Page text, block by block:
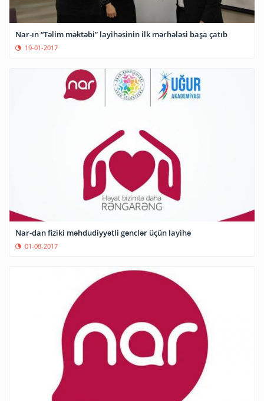
Nar-ın “Təlim məktəbi” layihəsinin ilk mərhələsi başa çatıb
19-01-2017
Nar-dan fiziki məhdudiyyətli gənclər üçün layihə
01-08-2017